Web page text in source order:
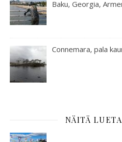
Baku, Georgia,
Connemara, pala
NÄITÄ